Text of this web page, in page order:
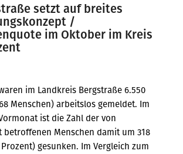
setzt auf breites
/
im Oktober im Kreis
im Landkreis Bergstraße 6.550
Menschen) arbeitslos gemeldet. Im
ist die Zahl der von
Menschen damit um 318
gesunken. Im Vergleich zum